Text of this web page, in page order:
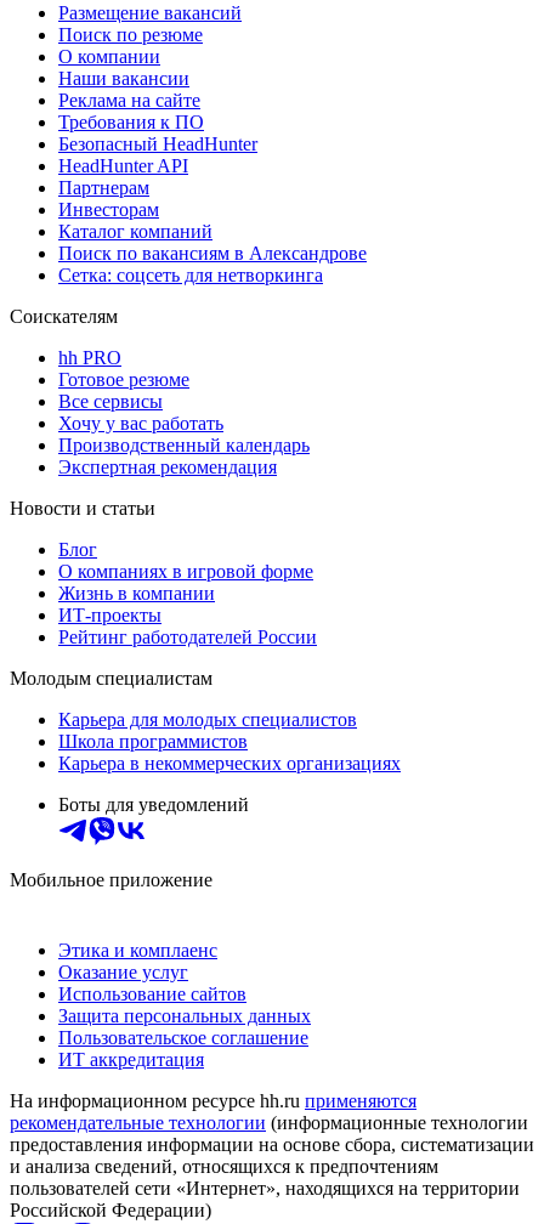
Размещение вакансий
Поиск по резюме
О компании
Наши вакансии
Реклама на сайте
Требования к ПО
Безопасный HeadHunter
HeadHunter API
Партнерам
Инвесторам
Каталог компаний
Поиск по вакансиям в Александрове
Сетка: соцсеть для нетворкинга
Соискателям
hh PRO
Готовое резюме
Все сервисы
Хочу у вас работать
Производственный календарь
Экспертная рекомендация
Новости и статьи
Блог
О компаниях в игровой форме
Жизнь в компании
ИТ-проекты
Рейтинг работодателей России
Молодым специалистам
Карьера для молодых специалистов
Школа программистов
Карьера в некоммерческих организациях
Боты для уведомлений
Мобильное приложение
Этика и комплаенс
Оказание услуг
Использование сайтов
Защита персональных данных
Пользовательское соглашение
ИТ аккредитация
На информационном ресурсе hh.ru применяются
рекомендательные технологии (информационные технологии
предоставления информации на основе сбора, систематизации
и анализа сведений, относящихся к предпочтениям
пользователей сети «Интернет», находящихся на территории
Российской Федерации)